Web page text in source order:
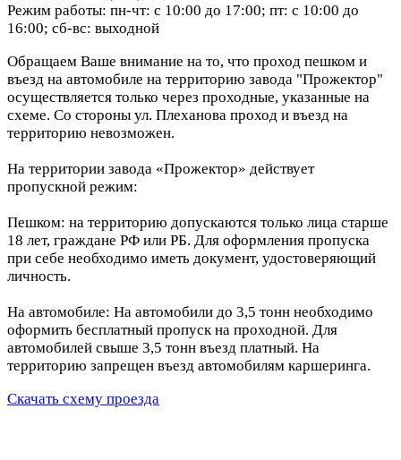
Режим работы: пн-чт: с 10:00 до 17:00; пт: с 10:00 до
16:00; сб-вс: выходной
Обращаем Ваше внимание на то, что проход пешком и
въезд на автомобиле на территорию завода "Прожектор"
осуществляется только через проходные, указанные на
схеме. Со стороны ул. Плеханова проход и въезд на
территорию невозможен.
На территории завода «Прожектор» действует
пропускной режим:
Пешком: на территорию допускаются только лица старше
18 лет, граждане РФ или РБ. Для оформления пропуска
при себе необходимо иметь документ, удостоверяющий
личность.
На автомобиле: На автомобили до 3,5 тонн необходимо
оформить бесплатный пропуск на проходной. Для
автомобилей свыше 3,5 тонн въезд платный. На
территорию запрещен въезд автомобилям каршеринга.
Скачать схему проезда